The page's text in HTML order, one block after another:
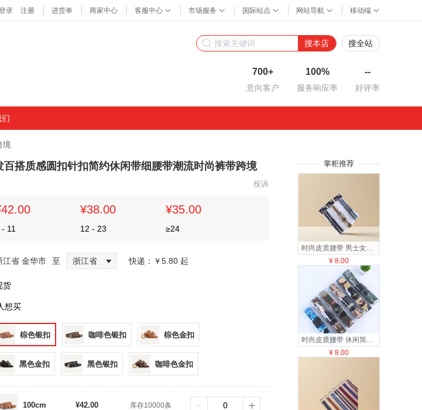
搜本店 搜全站
700+
意向客户
100%
服务响应率
--
好评率
境
百搭质感圆扣针扣简约休闲带细腰带潮流时尚裤带跨境
投诉
- 11
¥38.00
12 - 23
¥35.00
≥24
江省 金华市 至 浙江省 快递： ￥5.80 起
货
想买
棕色银扣 咖啡色银扣 棕色金扣
黑色金扣 黑色银扣 咖啡色金扣
100cm ¥42.00 库存10000条
掌柜推荐
时尚皮质腰带 男士女士通用 简约百搭 休闲商务款
¥ 8.00
时尚皮质腰带 休闲简约男款 100cm 优质牛皮加宽设计094924331
¥ 8.00